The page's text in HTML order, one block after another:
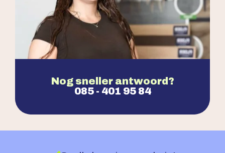
Nog sneller antwoord?
085 - 401 95 84